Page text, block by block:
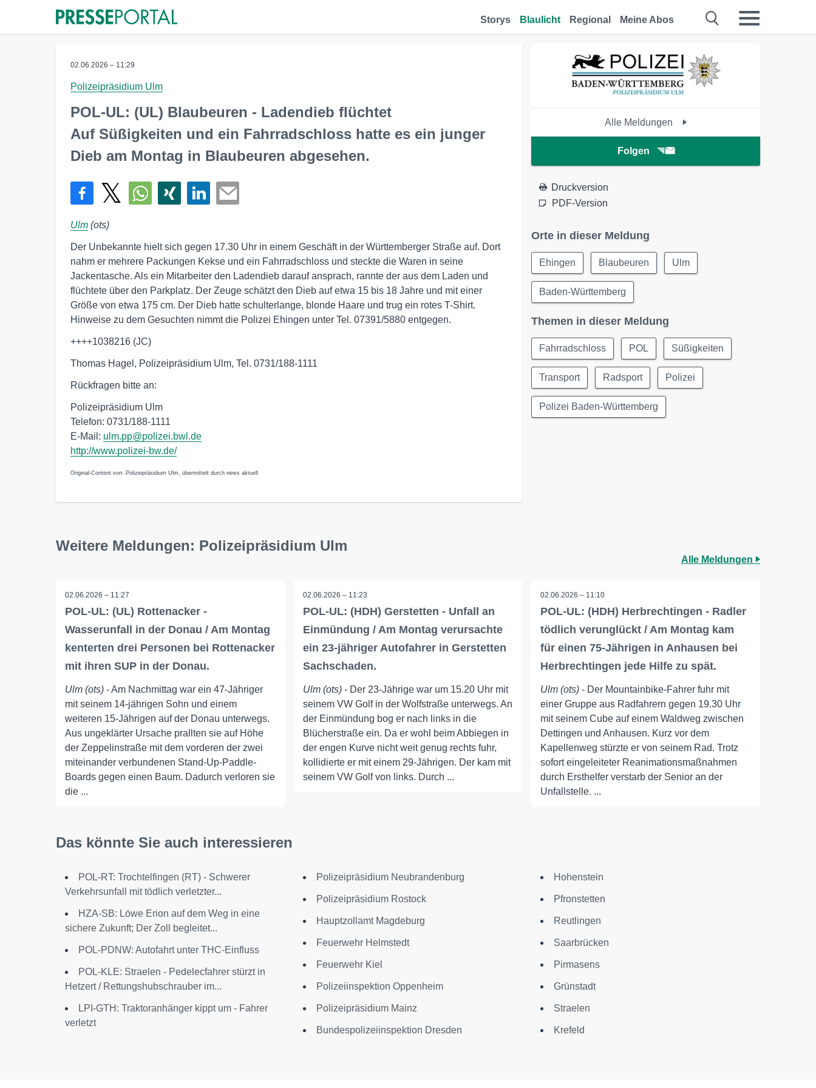
Storys Blaulicht Regional Meine Abos
02.06.2026 – 11:29
Polizeipräsidium Ulm
POL-UL: (UL) Blaubeuren - Ladendieb flüchtet
Auf Süßigkeiten und ein Fahrradschloss hatte es ein junger
Dieb am Montag in Blaubeuren abgesehen.
Ulm (ots)
Der Unbekannte hielt sich gegen 17.30 Uhr in einem Geschäft in der Württemberger Straße auf. Dort
nahm er mehrere Packungen Kekse und ein Fahrradschloss und steckte die Waren in seine
Jackentasche. Als ein Mitarbeiter den Ladendieb darauf ansprach, rannte der aus dem Laden und
flüchtete über den Parkplatz. Der Zeuge schätzt den Dieb auf etwa 15 bis 18 Jahre und mit einer
Größe von etwa 175 cm. Der Dieb hatte schulterlange, blonde Haare und trug ein rotes T-Shirt.
Hinweise zu dem Gesuchten nimmt die Polizei Ehingen unter Tel. 07391/5880 entgegen.
++++1038216 (JC)
Thomas Hagel, Polizeipräsidium Ulm, Tel. 0731/188-1111
Rückfragen bitte an:
Polizeipräsidium Ulm
Telefon: 0731/188-1111
E-Mail: ulm.pp@polizei.bwl.de
http://www.polizei-bw.de/
Original-Content von: Polizeipräsidium Ulm, übermittelt durch news aktuell
Alle Meldungen
Folgen
Druckversion
PDF-Version
Orte in dieser Meldung
Ehingen Blaubeuren Ulm
Baden-Württemberg
Themen in dieser Meldung
Fahrradschloss POL Süßigkeiten
Transport Radsport Polizei
Polizei Baden-Württemberg
Weitere Meldungen: Polizeipräsidium Ulm
Alle Meldungen
02.06.2026 – 11:27
POL-UL: (UL) Rottenacker -
Wasserunfall in der Donau / Am Montag
kenterten drei Personen bei Rottenacker
mit ihren SUP in der Donau.
Ulm (ots) - Am Nachmittag war ein 47-Jähriger
mit seinem 14-jährigen Sohn und einem
weiteren 15-Jährigen auf der Donau unterwegs.
Aus ungeklärter Ursache prallten sie auf Höhe
der Zeppelinstraße mit dem vorderen der zwei
miteinander verbundenen Stand-Up-Paddle-
Boards gegen einen Baum. Dadurch verloren sie
die ...
02.06.2026 – 11:23
POL-UL: (HDH) Gerstetten - Unfall an
Einmündung / Am Montag verursachte
ein 23-jähriger Autofahrer in Gerstetten
Sachschaden.
Ulm (ots)- Der 23-Jährige war um 15.20 Uhr mit
seinem VW Golf in der Wolfstraße unterwegs. An
der Einmündung bog er nach links in die
Blücherstraße ein. Da er wohl beim Abbiegen in
der engen Kurve nicht weit genug rechts fuhr,
kollidierte er mit einem 29-Jährigen. Der kam mit
seinem VW Golf von links. Durch ...
02.06.2026 – 11:10
POL-UL: (HDH) Herbrechtingen - Radler
tödlich verunglückt / Am Montag kam
für einen 75-Jährigen in Anhausen bei
Herbrechtingen jede Hilfe zu spät.
Ulm (ots) - Der Mountainbike-Fahrer fuhr mit
einer Gruppe aus Radfahrern gegen 19.30 Uhr
mit seinem Cube auf einem Waldweg zwischen
Dettingen und Anhausen. Kurz vor dem
Kapellenweg stürzte er von seinem Rad. Trotz
sofort eingeleiteter Reanimationsmaßnahmen
durch Ersthelfer verstarb der Senior an der
Unfallstelle. ...
Das könnte Sie auch interessieren
POL-RT: Trochtelfingen (RT) - Schwerer
Verkehrsunfall mit tödlich verletzter...
HZA-SB: Löwe Erion auf dem Weg in eine
sichere Zukunft; Der Zoll begleitet...
POL-PDNW: Autofahrt unter THC-Einfluss
POL-KLE: Straelen - Pedelecfahrer stürzt in
Hetzert / Rettungshubschrauber im...
LPI-GTH: Traktoranhänger kippt um - Fahrer
verletzt
Polizeipräsidium Neubrandenburg
Polizeipräsidium Rostock
Hauptzollamt Magdeburg
Feuerwehr Helmstedt
Feuerwehr Kiel
Polizeiinspektion Oppenheim
Polizeipräsidium Mainz
Bundespolizeiinspektion Dresden
Hohenstein
Pfronstetten
Reutlingen
Saarbrücken
Pirmasens
Grünstadt
Straelen
Krefeld